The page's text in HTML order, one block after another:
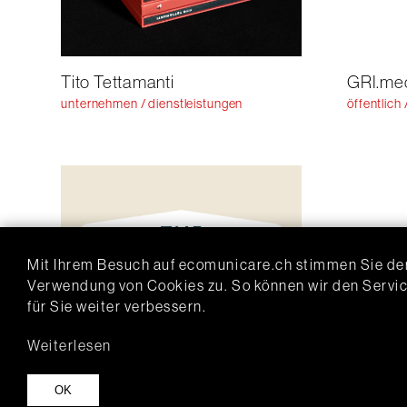
Tito Tettamanti
unternehmen / dienstleistungen öffentlich
The Market
unternehmen / dienstleistungen
Mit Ihrem Besuch auf ecomunicare.ch stimmen Sie
Verwendung von Cookies zu. So können wir den
für Sie weiter verbessern.
Weiterlesen
OK